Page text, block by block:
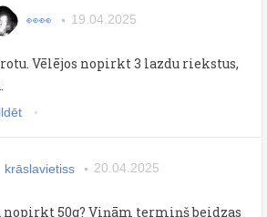
👀👀 19.04.2025
Vēlējos nopirkt 3 lazdu riekstus,
krāslavietiss 20.04.2025
50g? Viņām termiņš beidzas